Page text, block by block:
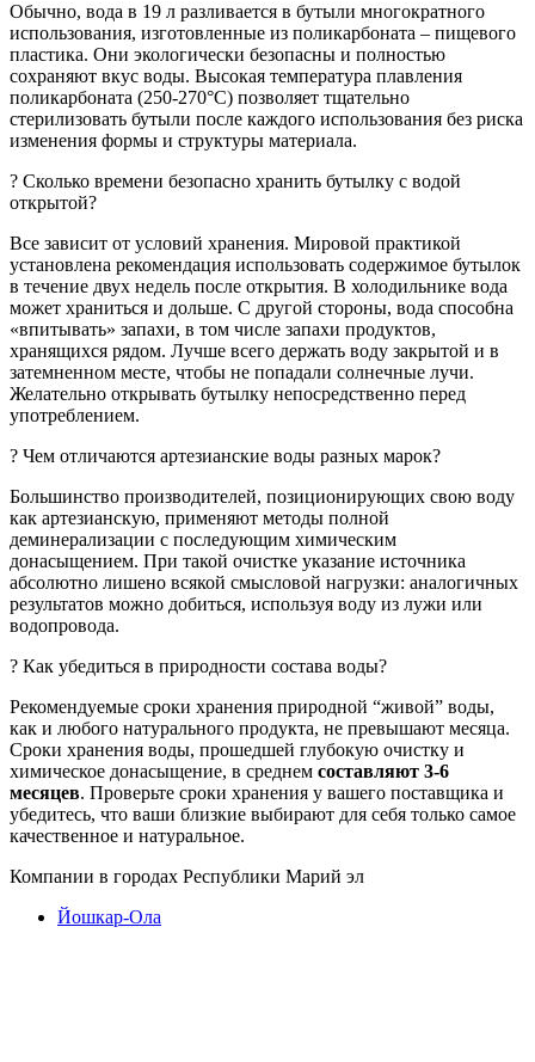
Обычно, вода в 19 л разливается в бутыли многократного
использования, изготовленные из поликарбоната – пищевого
пластика. Они экологически безопасны и полностью
сохраняют вкус воды. Высокая температура плавления
поликарбоната (250-270°C) позволяет тщательно
стерилизовать бутыли после каждого использования без риска
изменения формы и структуры материала.
? Сколько времени безопасно хранить бутылку c водой
открытой?
Все зависит от условий хранения. Мировой практикой
установлена рекомендация использовать содержимое бутылок
в течение двух недель после открытия. В холодильнике вода
может храниться и дольше. С другой стороны, вода способна
«впитывать» запахи, в том числе запахи продуктов,
хранящихся рядом. Лучше всего держать воду закрытой и в
затемненном месте, чтобы не попадали солнечные лучи.
Желательно открывать бутылку непосредственно перед
употреблением.
? Чем отличаются артезианские воды разных марок?
Большинство производителей, позиционирующих свою воду
как артезианскую, применяют методы полной
деминерализации с последующим химическим
донасыщением. При такой очистке указание источника
абсолютно лишено всякой смысловой нагрузки: аналогичных
результатов можно добиться, используя воду из лужи или
водопровода.
? Как убедиться в природности состава воды?
Рекомендуемые сроки хранения природной “живой” воды,
как и любого натурального продукта, не превышают месяца.
Сроки хранения воды, прошедшей глубокую очистку и
химическое донасыщение, в среднем составляют 3-6
месяцев. Проверьте сроки хранения у вашего поставщика и
убедитесь, что ваши близкие выбирают для себя только самое
качественное и натуральное.
Компании в городах Республики Марий эл
Йошкар-Ола